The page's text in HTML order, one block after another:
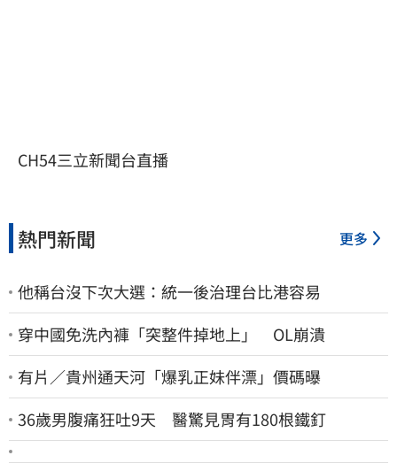
CH54三立新聞台直播
熱門新聞 更多
他稱台沒下次大選：統一後治理台比港容易
穿中國免洗內褲「突整件掉地上」 OL崩潰
有片／貴州通天河「爆乳正妹伴漂」價碼曝
36歲男腹痛狂吐9天 醫驚見胃有180根鐵釘